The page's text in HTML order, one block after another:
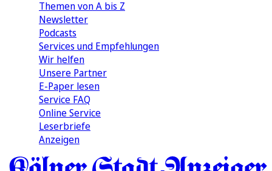
Themen von A bis Z
Newsletter
Podcasts
Services und Empfehlungen
Wir helfen
Unsere Partner
E-Paper lesen
Service FAQ
Online Service
Leserbriefe
Anzeigen